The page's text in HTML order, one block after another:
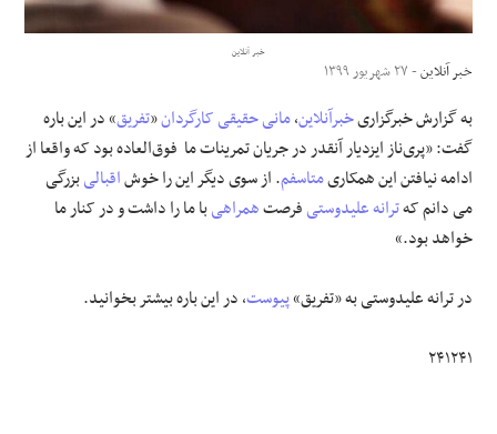
علوم و فن آوری
فرهنگی و هنری
مقالات
خبر آنلاین
خبر آنلاین- ۲۷ شهریور ۱۳۹۹
به گزارش خبرگزاریخبرآنلاین،مانی حقیقیکارگردان«تفریق»‌ در این باره
گفت: «پری‌ناز ایزدیار آنقدر در جریان تمرینات ما فوق‌العاده بود که واقعا از
ادامه نیافتن این همکاریمتاسفم. از سوی دیگر این را خوشاقبالیبزرگی
می دانم کهترانه علیدوستیفرصتهمراهیبا ما را داشت و در کنار ما
خواهد بود.»
در ترانه علیدوستی به «تفریق»پیوست، در این باره بیشتر بخوانید.
۲۴۱۲۴۱